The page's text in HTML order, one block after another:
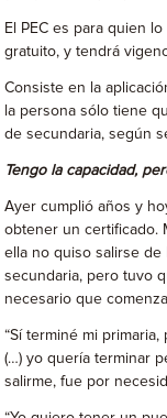
El PEC es para quien
gratuito, y tendrá
Consiste en la
la persona sólo tiene
de secundaria, según
Tengo la capacidad,
Ayer cumplió años y
obtener un certificado.
ella no quiso salirse
secundaria, pero tuvo
necesario que
“Sí terminé mi
(…) yo quería terminar
salirme, fue por